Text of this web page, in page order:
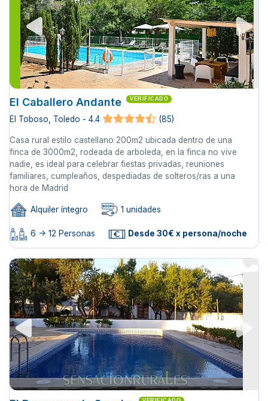
El Caballero Andante VERIFICADO
El Toboso, Toledo - 4.4 (85)
Casa rural estilo castellano 200m2 ubicada dentro de una
finca de 3000m2, rodeada de arboleda, en la finca no vive
nadie, es ideal para celebrar fiestas privadas, reuniones
familiares, cumpleaños, despediadas de solteros/ras a una
hora de Madrid
Alquiler íntegro 1 unidades
6 -> 12 Personas Desde 30€ x persona/noche